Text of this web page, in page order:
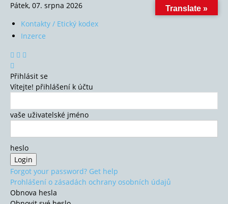
Pátek, 07. srpna 2026
Kontakty / Etický kodex
Inzerce
Přihlásit se
Vítejte! přihlášení k účtu
vaše uživatelské jméno
heslo
Forgot your password? Get help
Prohlášení o zásadách ochrany osobních údajů
Obnova hesla
Translate »